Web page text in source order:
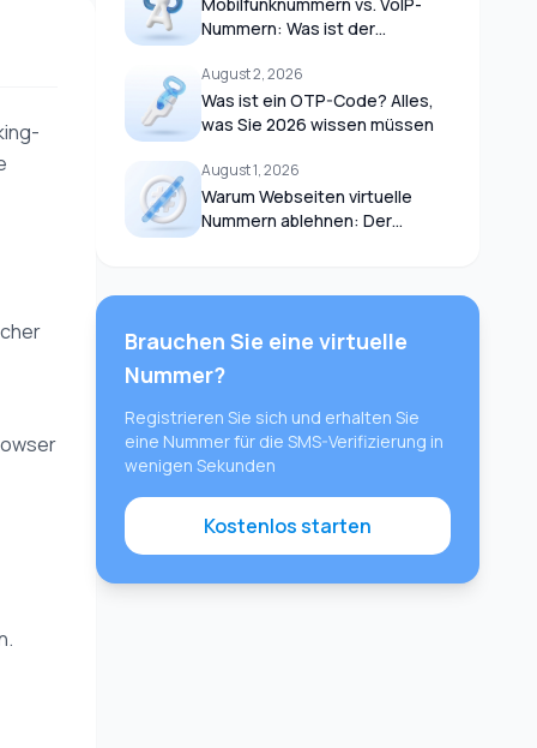
Nummern: Was ist der
Leitfaden (2026)
August 2, 2026
Was ist ein OTP-Code? Alles,
was Sie 2026 wissen müssen
August 1, 2026
Warum Webseiten virtuelle
Nummern ablehnen: Der
Brauchen Sie eine virtuelle
Nummer?
Registrieren Sie sich und erhalten Sie
eine Nummer für die SMS-Verifizierung in
wenigen Sekunden
Kostenlos starten